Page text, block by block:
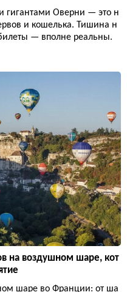
Оверни — это н
и кошелька. Тишина н
— вполне реальны.
на воздушном шаре, кот
шаре во Франции: от ша